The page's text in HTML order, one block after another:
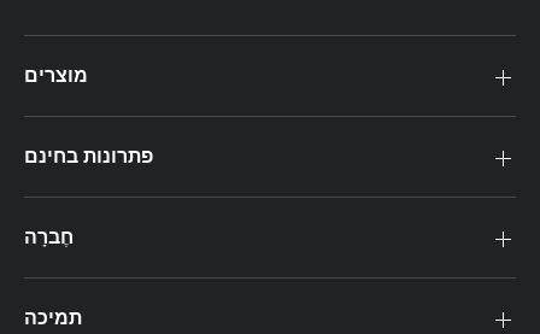
מוצרים
פתרונות בחינם
חֶברָה
תמיכה